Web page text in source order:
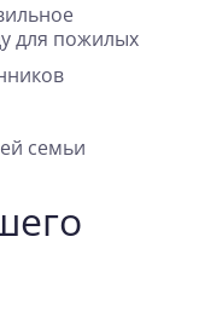
для пожилых
семьи